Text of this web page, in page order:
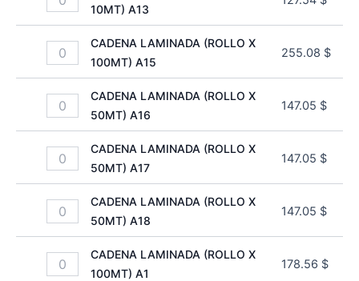
10MT) A13
CADENA LAMINADA (ROLLO X
100MT) A15
255.08 $
CADENA LAMINADA (ROLLO X
50MT) A16
147.05 $
CADENA LAMINADA (ROLLO X
50MT) A17
147.05 $
CADENA LAMINADA (ROLLO X
50MT) A18
147.05 $
CADENA LAMINADA (ROLLO X
100MT) A1
178.56 $